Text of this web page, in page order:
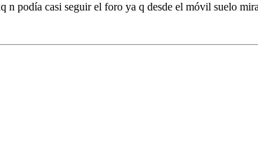
podía casi seguir el foro ya q desde el móvil suelo